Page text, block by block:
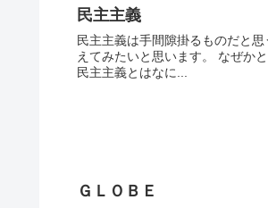
民主主義
民主主義は手間隙掛るものだと
えてみたいと思います。 なぜか
民主主義とはなに...
ＧＬＯＢＥ